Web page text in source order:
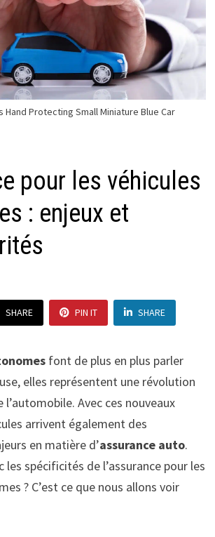
Hand Protecting Small Miniature Blue Car
pour les véhicules
: enjeux et
SHARE PIN IT SHARE
font de plus en plus parler
elles représentent une révolution
l’automobile. Avec ces nouveaux
arrivent également des
en matière d’assurance auto.
les spécificités de l’assurance pour les
? C’est ce que nous allons voir